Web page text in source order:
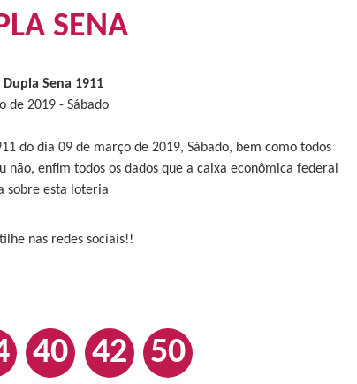
SENA
Dupla Sena 1911
de 2019 - Sábado
do dia 09 de março de 2019, Sábado, bem como todos
enfim todos os dados que a caixa econômica federal
sobre esta loteria
nas redes sociais!!
40 42 50